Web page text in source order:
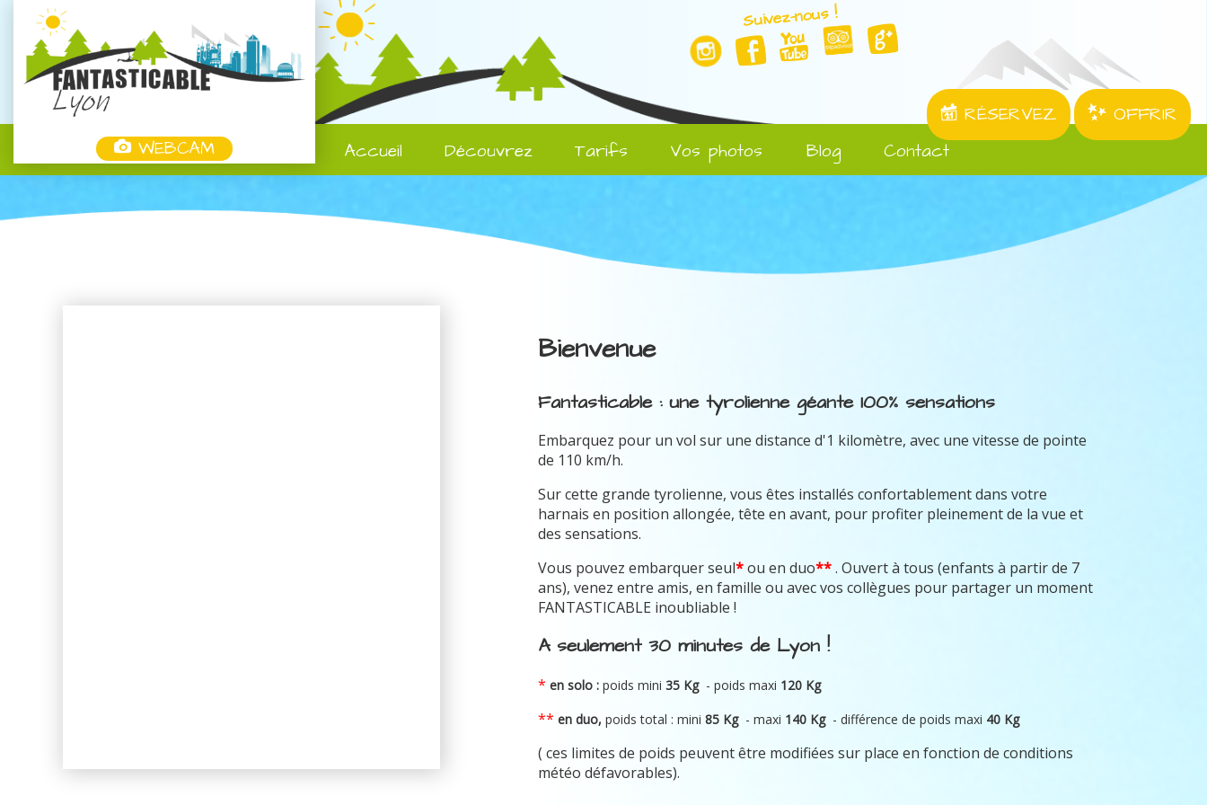
WEBCAM
Suivez-nous !
RÉSERVEZ
OFFRIR
Accueil
Découvrez Tarifs Vos photos Blog Contact
Bienvenue
Fantasticable : une tyrolienne géante 100% sensations
Embarquez pour un vol sur une distance d'1 kilomètre, avec une vitesse de pointe
de 110 km/h.
Sur cette grande tyrolienne, vous êtes installés confortablement dans votre
harnais en position allongée, tête en avant, pour profiter pleinement de la vue et
des sensations.
Vous pouvez embarquer seul*ou en duo**. Ouvert à tous (enfants à partir de 7
ans), venez entre amis, en famille ou avec vos collègues pour partager un moment
FANTASTICABLE inoubliable !
A seulement 30 minutes de Lyon !
*en solo : poids mini35 Kg - poids maxi 120 Kg
**en duo,poids total : mini85 Kg -maxi 140 Kg - différence de poids maxi 40 Kg
( ces limites de poids peuvent être modifiées sur place en fonction de conditions
météo défavorables).